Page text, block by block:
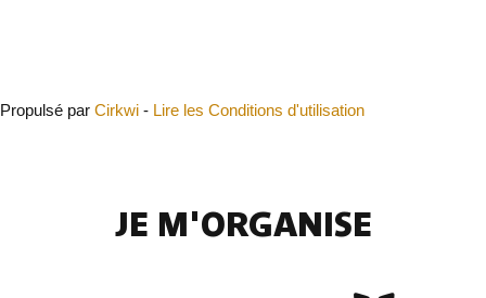
Propulsé par Cirkwi - Lire les Conditions d'utilisation
JE M'ORGANISE